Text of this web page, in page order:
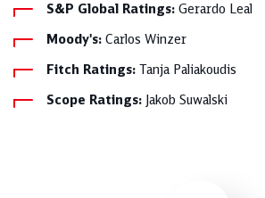
S&P Global Ratings: Gerardo Leal
Moody's: Carlos Winzer
Fitch Ratings: Tanja Paliakoudis
Scope Ratings: Jakob Suwalski